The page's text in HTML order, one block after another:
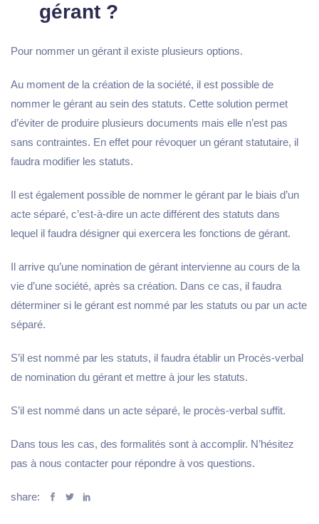
gérant ?
Pour nommer un gérant il existe plusieurs options.
Au moment de la création de la société, il est possible de
nommer le gérant au sein des statuts. Cette solution permet
d’éviter de produire plusieurs documents mais elle n’est pas
sans contraintes. En effet pour révoquer un gérant statutaire, il
faudra modifier les statuts.
Il est également possible de nommer le gérant par le biais d’un
acte séparé, c’est-à-dire un acte différent des statuts dans
lequel il faudra désigner qui exercera les fonctions de gérant.
Il arrive qu’une nomination de gérant intervienne au cours de la
vie d’une société, après sa création. Dans ce cas, il faudra
déterminer si le gérant est nommé par les statuts ou par un acte
séparé.
S’il est nommé par les statuts, il faudra établir un Procès-verbal
de nomination du gérant et mettre à jour les statuts.
S’il est nommé dans un acte séparé, le procès-verbal suffit.
Dans tous les cas, des formalités sont à accomplir. N’hésitez
pas à nous contacter pour répondre à vos questions.
share: